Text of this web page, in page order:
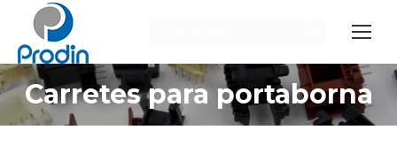
Carretes para portaborna
Estás aquí: